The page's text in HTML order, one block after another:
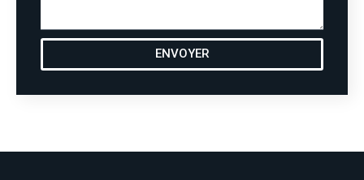
ENVOYER